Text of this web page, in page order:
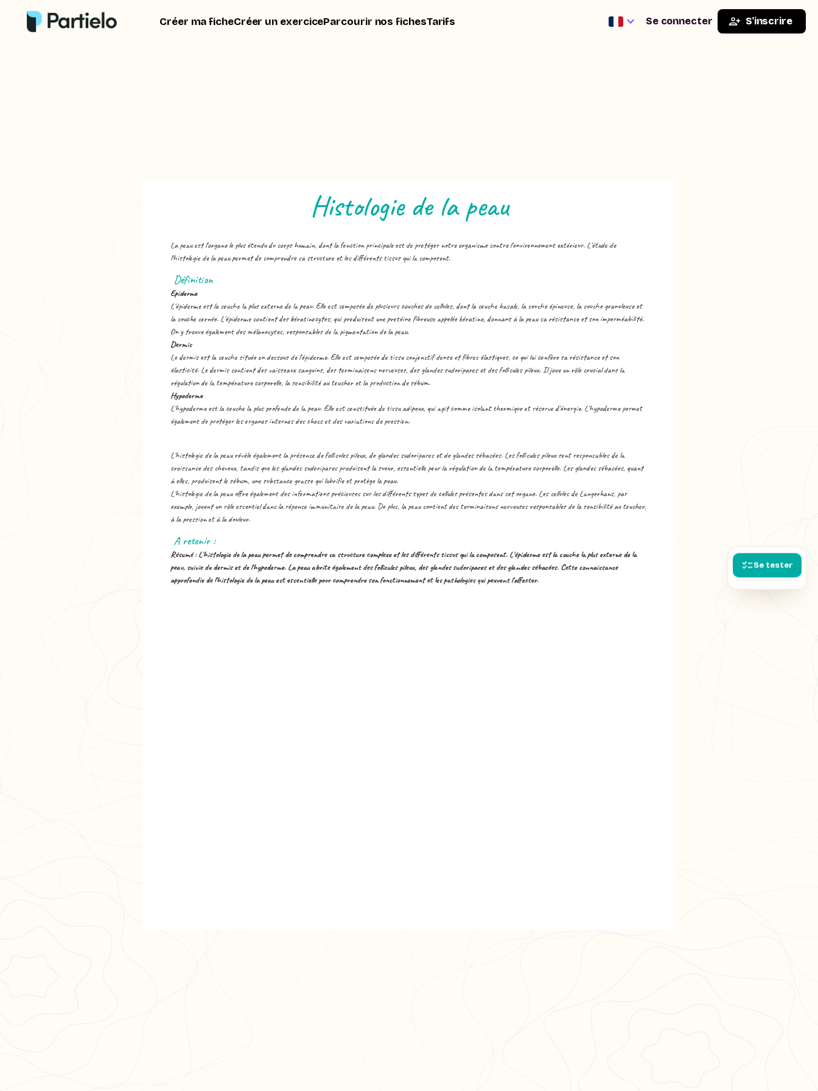
Créer ma ficheCréer un exerciceParcourir nos fichesTarifs Se connecter S'inscrire
Se tester
Histologie de la peau
La peau est l'organe le plus étendu du corps humain, dont la fonction principale est de protéger notre organisme contre l'environnement extérieur. L'étude de
l'histologie de la peau permet de comprendre sa structure et les différents tissus qui la composent.
Définition
Epiderme
L'épiderme est la couche la plus externe de la peau. Elle est composée de plusieurs couches de cellules, dont la couche basale, la couche épineuse, la couche granuleuse et
la couche cornée. L'épiderme contient des kératinocytes, qui produisent une protéine fibreuse appelée kératine, donnant à la peau sa résistance et son imperméabilité.
On y trouve également des mélanocytes, responsables de la pigmentation de la peau.
Dermis
Le dermis est la couche située en dessous de l'épiderme. Elle est composée de tissu conjonctif dense et fibres élastiques, ce qui lui confère sa résistance et son
élasticité. Le dermis contient des vaisseaux sanguins, des terminaisons nerveuses, des glandes sudoripares et des follicules pileux. Il joue un rôle crucial dans la
régulation de la température corporelle, la sensibilité au toucher et la production de sébum.
Hypoderme
L'hypoderme est la couche la plus profonde de la peau. Elle est constituée de tissu adipeux, qui agit comme isolant thermique et réserve d'énergie. L'hypoderme permet
également de protéger les organes internes des chocs et des variations de pression.
L'histologie de la peau révèle également la présence de follicules pileux, de glandes sudoripares et de glandes sébacées. Les follicules pileux sont responsables de la
croissance des cheveux, tandis que les glandes sudoripares produisent la sueur, essentielle pour la régulation de la température corporelle. Les glandes sébacées, quant
à elles, produisent le sébum, une substance grasse qui lubrifie et protège la peau.
L'histologie de la peau offre également des informations précieuses sur les différents types de cellules présentes dans cet organe. Les cellules de Langerhans, par
exemple, jouent un rôle essentiel dans la réponse immunitaire de la peau. De plus, la peau contient des terminaisons nerveuses responsables de la sensibilité au toucher,
à la pression et à la douleur.
A retenir :
Résumé :L'histologie de la peau permet de comprendre sa structure complexe et les différents tissus qui la composent. L'épiderme est la couche la plus externe de la
peau, suivie du dermis et de l'hypoderme. La peau abrite également des follicules pileux, des glandes sudoripares et des glandes sébacées. Cette connaissance
approfondie de l'histologie de la peau est essentielle pour comprendre son fonctionnement et les pathologies qui peuvent l'affecter.